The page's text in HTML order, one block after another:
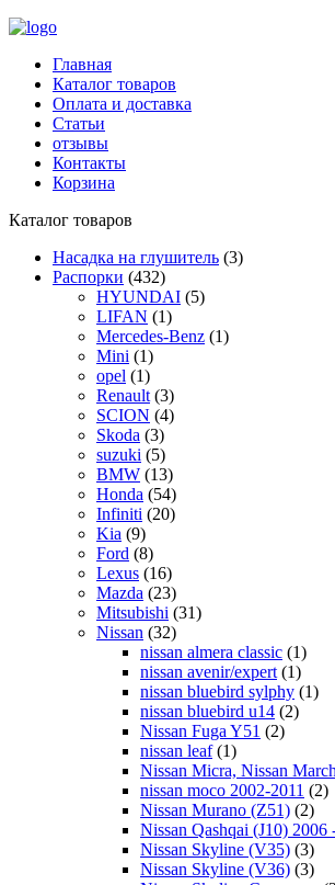
Главная
Каталог товаров
Оплата и доставка
Статьи
отзывы
Контакты
Корзина
Каталог товаров
Насадка на глушитель (3)
Распорки (432)
HYUNDAI (5)
LIFAN (1)
Mercedes-Benz (1)
Mini (1)
opel (1)
Renault (3)
SCION (4)
Skoda (3)
suzuki (5)
BMW (13)
Honda (54)
Infiniti (20)
Kia (9)
Ford (8)
Lexus (16)
Mazda (23)
Mitsubishi (31)
Nissan (32)
nissan almera classic (1)
nissan avenir/expert (1)
nissan bluebird sylphy (1)
nissan bluebird u14 (2)
Nissan Fuga Y51 (2)
nissan leaf (1)
Nissan Micra, Nissan
nissan moco 2002-2011 (2)
Nissan Murano (Z51) (2)
Nissan Qashqai (J10) 2006
Nissan Skyline (V35) (3)
Nissan Skyline (V36) (3)